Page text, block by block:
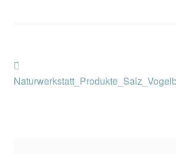
Beitragsnavigation
Beitrag: